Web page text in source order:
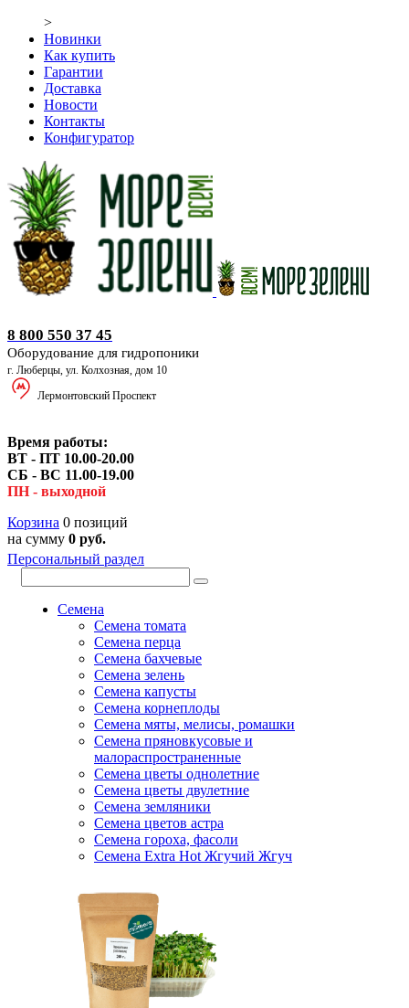
>
Новинки
Как купить
Гарантии
Доставка
Новости
Контакты
Конфигуратор
8 800 550 37 45
Оборудование для гидропоники
г. Люберцы, ул. Колхозная, дом 10
Лермонтовский Проспект
Время работы:
ВТ - ПТ 10.00-20.00
СБ - ВС 11.00-19.00
ПН - выходной
Корзина 0 позиций
на сумму 0 руб.
Персональный раздел
Семена
Семена томата
Семена перца
Семена бахчевые
Семена зелень
Семена капусты
Семена корнеплоды
Семена мяты, мелисы, ромашки
Семена пряновкусовые и
малораспространенные
Семена цветы однолетние
Семена цветы двулетние
Семена земляники
Семена цветов астра
Семена гороха, фасоли
Семена Extra Hot Жгучий Жгуч